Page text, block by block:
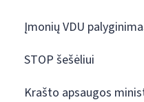
Įmonių VDU
STOP šešėliui
Krašto apsaugos